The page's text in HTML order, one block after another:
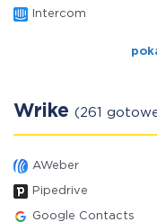
Intercom
Wrike (261
AWeber
Pipedrive
Google Contacts